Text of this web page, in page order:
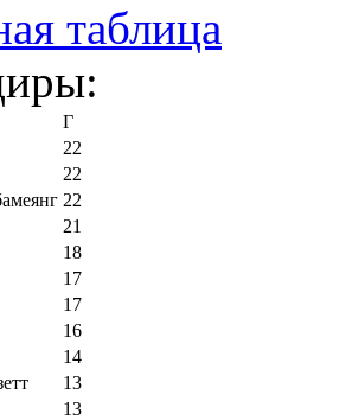
таблица
Г
22
22
22
21
18
17
17
16
14
13
13